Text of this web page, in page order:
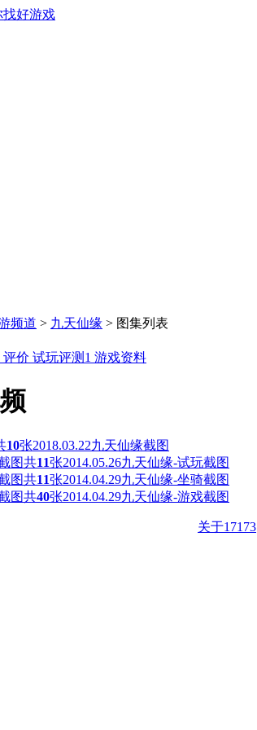
频道 > 九天仙缘 > 图集列表
评价 试玩评测 1 游戏资料
10张2018.03.22九天仙缘截图
共11张2014.05.26九天仙缘-试玩截图
共11张2014.04.29九天仙缘-坐骑截图
共40张2014.04.29九天仙缘-游戏截图
关于17173